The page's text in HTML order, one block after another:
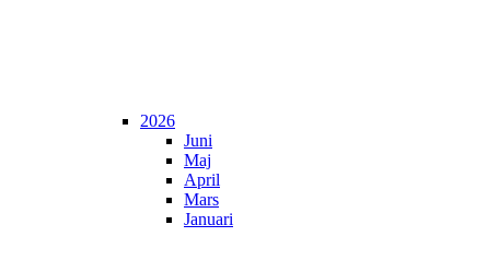
2026
Juni
Maj
April
Mars
Januari